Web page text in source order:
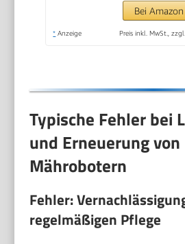
35%
Station, 9
Bei
* Anzeige Preis inkl. MwSt.,
Typische Fehler bei
und Erneuerung von
Mährobotern
Fehler:
regelmäßigen Pflege